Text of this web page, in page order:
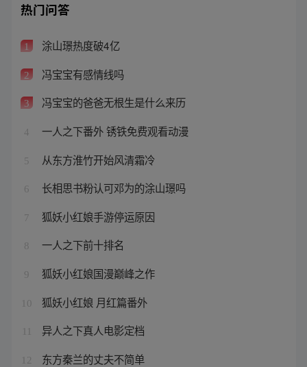
热门问答
1 涂山璟热度破4亿
2 冯宝宝有感情线吗
3 冯宝宝的爸爸无根生是什么来历
4 一人之下番外 锈铁免费观看动漫
5 从东方淮竹开始风清霜冷
6 长相思书粉认可邓为的涂山璟吗
7 狐妖小红娘手游停运原因
8 一人之下前十排名
9 狐妖小红娘国漫巅峰之作
10 狐妖小红娘 月红篇番外
异人之下真人电影定档
12 东方秦兰的丈夫不简单